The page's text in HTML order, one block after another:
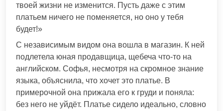
твоей жизни не изменится. Пусть даже с этим
платьем ничего не поменяется, но оно у тебя
будет!»
С независимым видом она вошла в магазин. К ней
подлетела юная продавщица, щебеча что-то на
английском. Софья, несмотря на скромное знание
языка, объяснила, что хочет это платье. В
примерочной она прижала его к груди и поняла:
без него не уйдёт. Платье сидело идеально, словно